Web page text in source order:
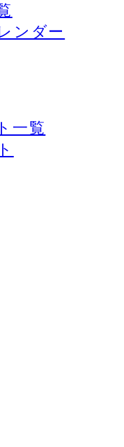
ンダー
一覧